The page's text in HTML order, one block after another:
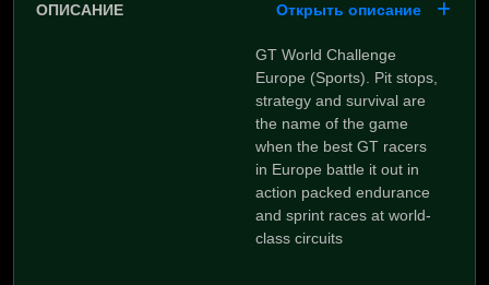
Открыть описание
GT World Challenge
Europe (Sports). Pit stops,
strategy and survival are
the name of the game
when the best GT racers
in Europe battle it out in
action packed endurance
and sprint races at world-
class circuits